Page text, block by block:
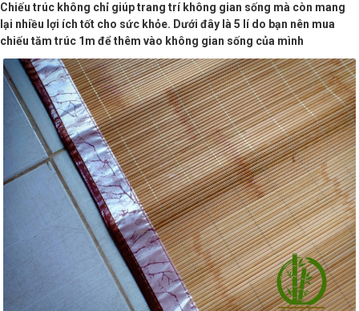
Chiếu trúc không chỉ giúp trang trí không gian sống mà còn mang
lại nhiều lợi ích tốt cho sức khỏe. Dưới đây là 5 lí do bạn nên mua
chiếu tăm trúc 1m để thêm vào không gian sống của mình